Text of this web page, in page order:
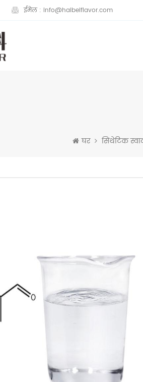
ईमेल : info@haibeiflavor.com
घर सिंथेटिक